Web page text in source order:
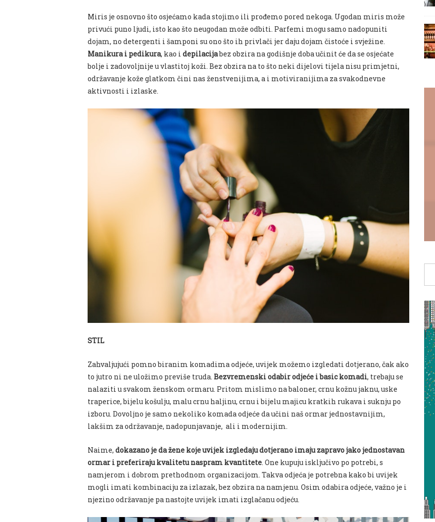
Miris je osnovno što osjećamo kada stojimo ili prođemo pored nekoga. Ugodan miris može
privući puno ljudi, isto kao što neugodan može odbiti. Parfemi mogu samo nadopuniti
dojam, no detergenti i šamponi su ono što ih privlači jer daju dojam čistoće i svježine.
Manikura i pedikura, kao i depilacijabez obzira na godišnje doba učinit će da se osjećate
bolje i zadovoljnije u vlastitoj koži. Bez obzira na to što neki dijelovi tijela nisu primjetni,
održavanje kože glatkom čini nas ženstvenijima, a i motiviranijima za svakodnevne
aktivnosti i izlaske.
STIL
Zahvaljujući pomno biranim komadima odjeće, uvijek možemo izgledati dotjerano, čak ako
to jutro ni ne uložimo previše truda. Bezvremenski odabir odjeće i basic komadi, trebaju se
nalaziti u svakom ženskom ormaru. Pritom mislimo na baloner, crnu kožnu jaknu, uske
traperice, bijelu košulju, malu crnu haljinu, crnu i bijelu majicu kratkih rukava i suknju po
izboru. Dovoljno je samo nekoliko komada odjeće da učini naš ormar jednostavnijim,
lakšim za održavanje, nadopunjavanje, ali i modernijim.
Naime, dokazano je da žene koje uvijek izgledaju dotjerano imaju zapravo jako jednostavan
ormar i preferiraju kvalitetu naspram kvantitete. One kupuju isključivo po potrebi, s
namjerom i dobrom prethodnom organizacijom. Takva odjeća je potrebna kako bi uvijek
mogli imati kombinaciju za izlazak, bez obzira na namjenu. Osim odabira odjeće, važno je i
njezino održavanje pa nastojte uvijek imati izglačanu odjeću.